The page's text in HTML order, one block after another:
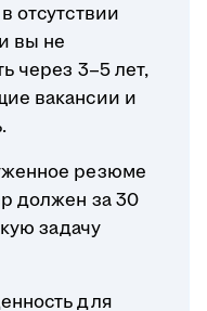
отсутствии
вы не
через 3–5 лет,
вакансии и
резюме
должен за 30
задачу
для